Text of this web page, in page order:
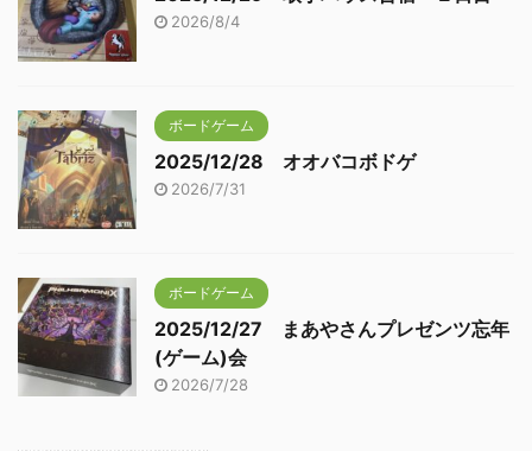
2026/8/4
ボードゲーム
2025/12/28 オオバコボドゲ
2026/7/31
ボードゲーム
2025/12/27 まあやさんプレゼンツ忘年
(ゲーム)会
2026/7/28